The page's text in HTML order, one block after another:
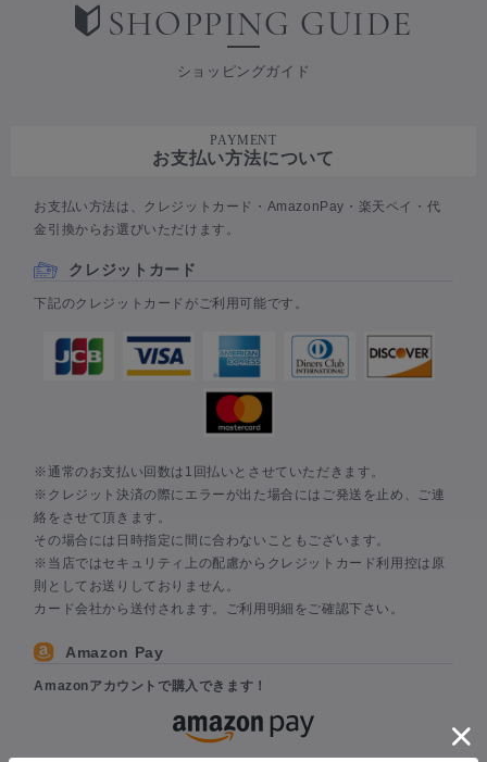
SHOPPING GUIDE
ショッピングガイド
PAYMENT
お支払い方法について
お支払い方法は、クレジットカード・AmazonPay・楽天ペイ・代
金引換からお選びいただけます。
クレジットカード
下記のクレジットカードがご利用可能です。
※通常のお支払い回数は1回払いとさせていただきます。
※クレジット決済の際にエラーが出た場合にはご発送を止め、ご連
絡をさせて頂きます。
その場合には日時指定に間に合わないこともございます。
※当店ではセキュリティ上の配慮からクレジットカード利用控は原
則としてお送りしておりません。
カード会社から送付されます。ご利用明細をご確認下さい。
Amazon Pay
Amazonアカウントで購入できます！